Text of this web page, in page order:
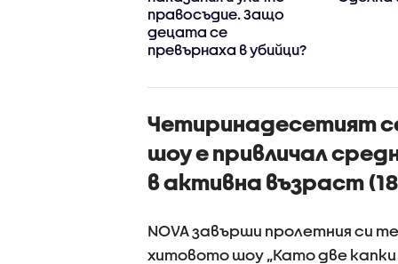
правосъдие. Защо
децата се
превърнаха в убийци?
Четиринадесетият
шоу е привличал
в активна възраст
NOVA завърши пролетния си
хитовото шоу „Като две